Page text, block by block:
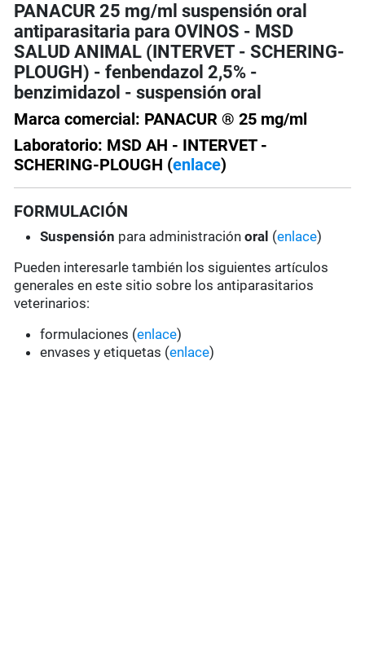
PANACUR 25 mg/ml suspensión oral
antiparasitaria para OVINOS - MSD
SALUD ANIMAL (INTERVET - SCHERING-
PLOUGH) - fenbendazol 2,5% -
benzimidazol - suspensión oral
Marca comercial: PANACUR ® 25 mg/ml
Laboratorio: MSD AH - INTERVET -
SCHERING-PLOUGH (enlace)
FORMULACIÓN
Suspensión para administraciónoral (enlace)
Pueden interesarle también los siguientes artículos
generales en este sitio sobre los antiparasitarios
veterinarios:
formulaciones (enlace)
envases y etiquetas (enlace)